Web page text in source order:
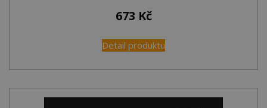
673 Kč
Detail produktu